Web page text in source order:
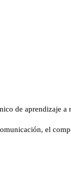
de aprendizaje a
el